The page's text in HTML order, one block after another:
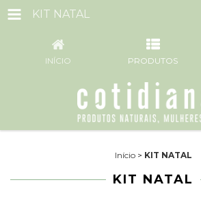
KIT NATAL
INÍCIO PRODUTOS
Início > KIT NATAL
KIT NATAL